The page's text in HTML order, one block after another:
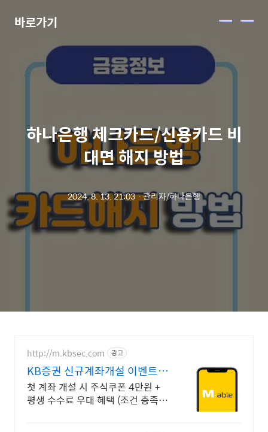
바로가기 메
하나은행 체크카드/신용카드 비
대면 해지 방법
2024. 8. 13. 21:03ㆍ관리자/하나은행
http://m.kbsec.com 광고
KB증권 신규계좌개설 이벤트
국내주식쿠폰 최대 5만원
첫 계좌 개설 시 주식쿠폰 4만원 +
평생 수수료 우대 혜택 (조건 충족